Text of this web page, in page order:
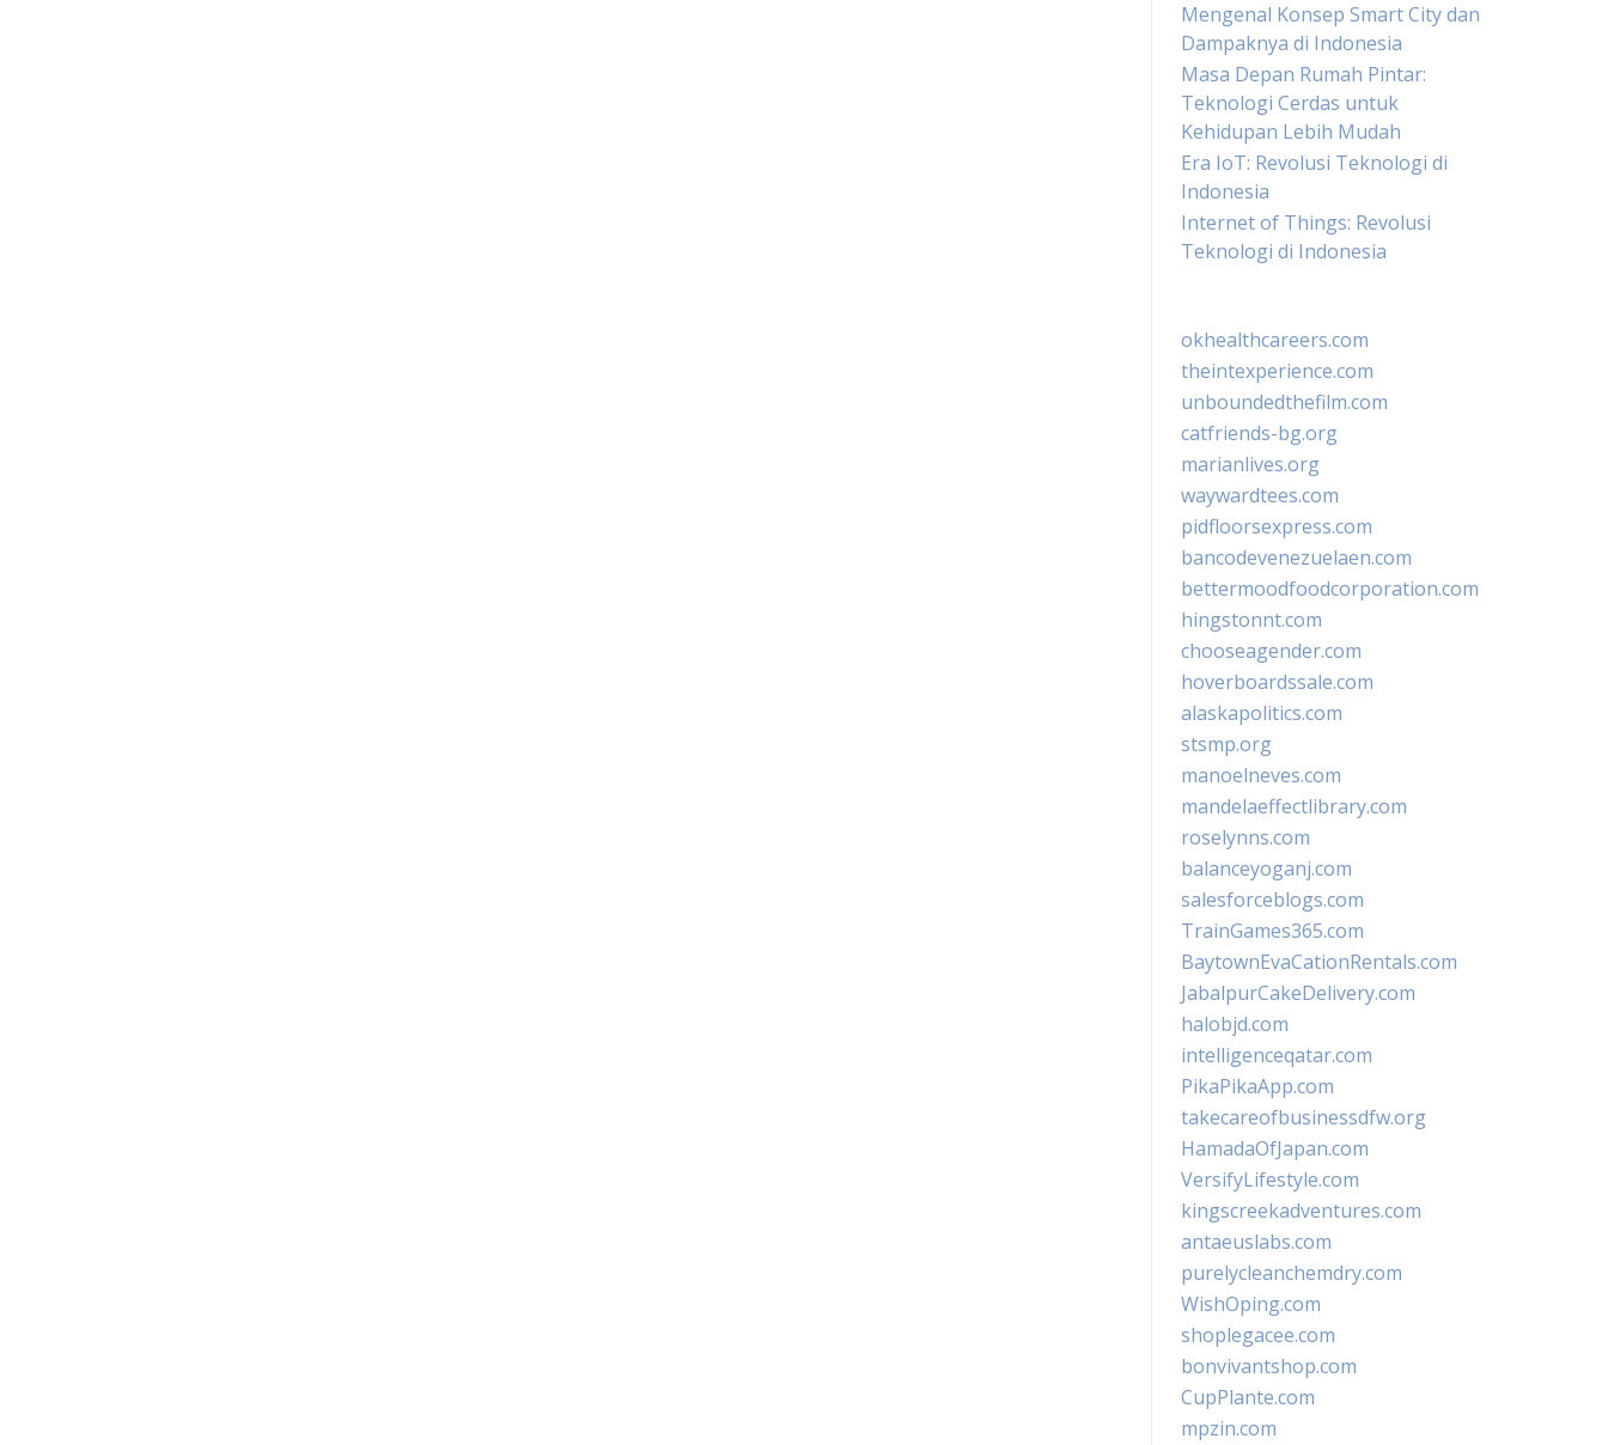
Mengenal Konsep Smart City dan
Dampaknya di Indonesia
Masa Depan Rumah Pintar:
Teknologi Cerdas untuk
Kehidupan Lebih Mudah
Era IoT: Revolusi Teknologi di
Indonesia
Internet of Things: Revolusi
Teknologi di Indonesia
okhealthcareers.com
theintexperience.com
unboundedthefilm.com
catfriends-bg.org
marianlives.org
waywardtees.com
pidfloorsexpress.com
bancodevenezuelaen.com
bettermoodfoodcorporation.com
hingstonnt.com
chooseagender.com
hoverboardssale.com
alaskapolitics.com
stsmp.org
manoelneves.com
mandelaeffectlibrary.com
roselynns.com
balanceyoganj.com
salesforceblogs.com
TrainGames365.com
BaytownEvaCationRentals.com
JabalpurCakeDelivery.com
halobjd.com
intelligenceqatar.com
PikaPikaApp.com
takecareofbusinessdfw.org
HamadaOfJapan.com
VersifyLifestyle.com
kingscreekadventures.com
antaeuslabs.com
purelycleanchemdry.com
WishOping.com
shoplegacee.com
bonvivantshop.com
CupPlante.com
mpzin.com